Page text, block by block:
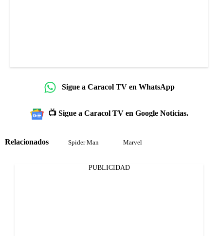
Sigue a Caracol TV en WhatsApp
📺 Sigue a Caracol TV en Google Noticias.
Relacionados Spider Man Marvel
PUBLICIDAD